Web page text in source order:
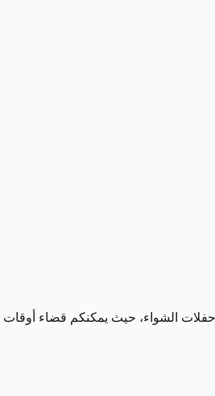
حفلات الشواء، حيث يمكنكم قضاء